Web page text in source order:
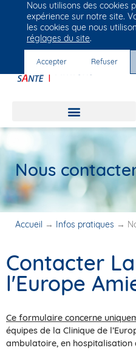
Nous
Accueil → Infos pratiques →
Contacter
l'Europe
Ce formulaire concerne
équipes de la Clinique de
ambulatoire, en
Nous utilisons des cookies
expérience sur notre site.
les cookies que nous
réglages du site.
Accepter Refuser